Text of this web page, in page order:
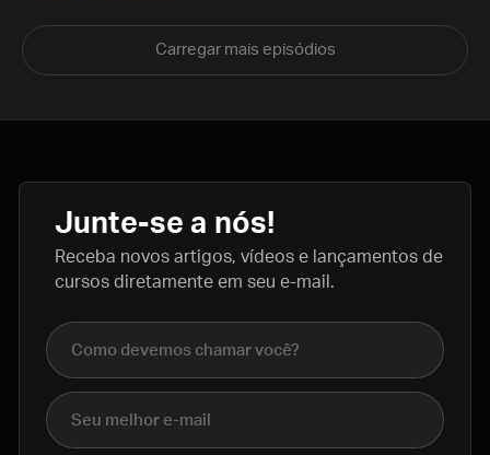
Carregar mais episódios
Junte-se a nós!
Receba novos artigos, vídeos e lançamentos de
cursos diretamente em seu e-mail.
Nome completo
E-mail